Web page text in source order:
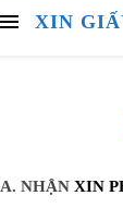
XIN
A. NHẬN XIN